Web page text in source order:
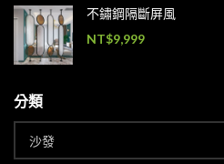
不鏽鋼隔斷屏風
NT$9,999
分類